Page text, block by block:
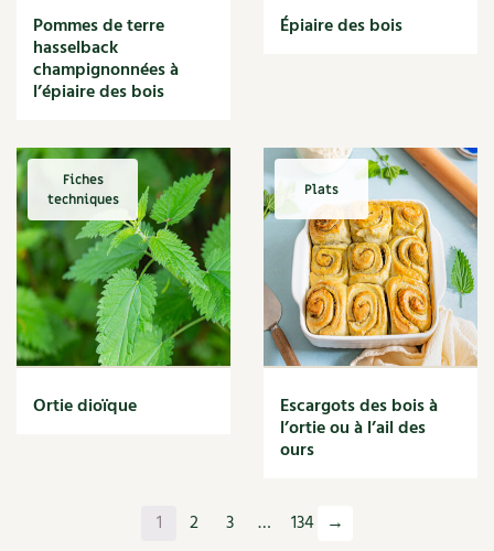
Nichoir
Noisette
Noix
Nourriture
Nuisibles
Numérique
Nutriments
Observation
Œuf
Oignon
Oiseaux
Olivier
Optimiser l'espace
Pommes de terre
hasselback
champignonnées à
l’épiaire des bois
Épiaire des bois
Fiches
techniques
Ortie dioïque
Plats
Escargots des bois à
l’ortie ou à l’ail des
ours
1 2 3 … 134 →